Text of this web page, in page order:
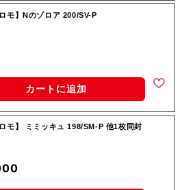
モ】Nのゾロア 200/SV-P
カートに追加
ロモ】 ミミッキュ 198/SM-P 他1枚同封